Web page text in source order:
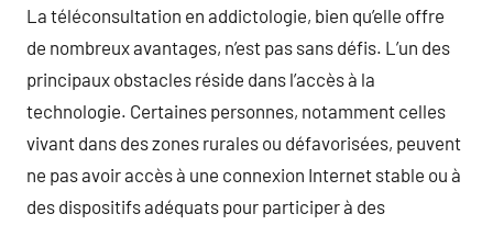
La téléconsultation en addictologie, bien qu’elle offre
de nombreux avantages, n’est pas sans défis. L’un des
principaux obstacles réside dans l’accès à la
technologie. Certaines personnes, notamment celles
vivant dans des zones rurales ou défavorisées, peuvent
ne pas avoir accès à une connexion Internet stable ou à
des dispositifs adéquats pour participer à des